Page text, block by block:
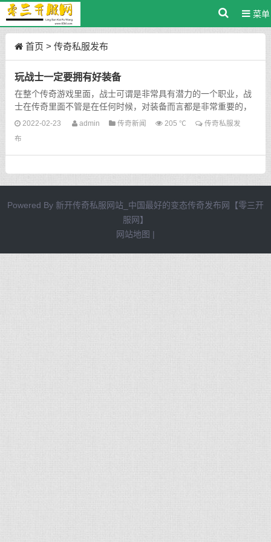
菜单
首页 > 传奇私服发布
玩战士一定要拥有好装备
在整个传奇游戏里面，战士可谓是非常具有潜力的一个职业，战
士在传奇里面不管是在任何时候，对装备而言都是非常重要的，
战士的技能爆发力非常强的，但我们想要打出更高的爆发力的...
2022-02-23 admin 传奇新闻 205 ℃
传奇私服发
布
Powered By 新开传奇私服网站_中国最好的变态传奇发布网【零三开
服网】
网站地图 |